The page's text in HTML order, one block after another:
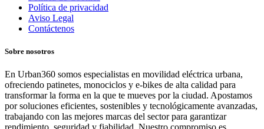
Política de privacidad
Aviso Legal
Contáctenos
Sobre nosotros
En Urban360 somos especialistas en movilidad eléctrica urbana,
ofreciendo patinetes, monociclos y e-bikes de alta calidad para
transformar la forma en la que te mueves por la ciudad. Apostamos
por soluciones eficientes, sostenibles y tecnológicamente avanzadas,
trabajando con las mejores marcas del sector para garantizar